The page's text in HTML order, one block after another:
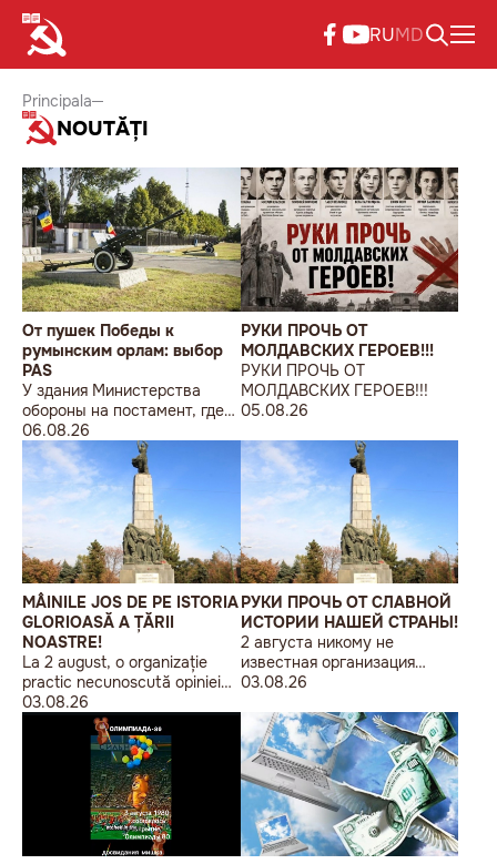
RUMD
Principala
NOUTĂȚI
От пушек Победы к
румынским орлам: выбор
PAS
У здания Министерства
обороны на постамент, где
прежде стояла знаменитая
советская пушка, молодой
мужчина возложил букет
цветов.
06.08.26
РУКИ ПРОЧЬ ОТ
МОЛДАВСКИХ ГЕРОЕВ!!!
РУКИ ПРОЧЬ ОТ
МОЛДАВСКИХ ГЕРОЕВ!!!
05.08.26
MÂINILE JOS DE PE ISTORIA
GLORIOASĂ A ȚĂRII
NOASTRE!
La 2 august, o organizație
practic necunoscută opiniei
publice, autointitulată „Liga
Studenților Basarabeni”, a
organizat la Chișinău o
acțiune de protest modestă,
sub sloganul „În Uniunea
Europeană fără monumente
sovietice”.
03.08.26
РУКИ ПРОЧЬ ОТ СЛАВНОЙ
ИСТОРИИ НАШЕЙ СТРАНЫ!
2 августа никому не
известная организация
«Лига бессарабских
Кишиневе малочисленную
акцию «В Европейский Союз
без советских памятников».
03.08.26